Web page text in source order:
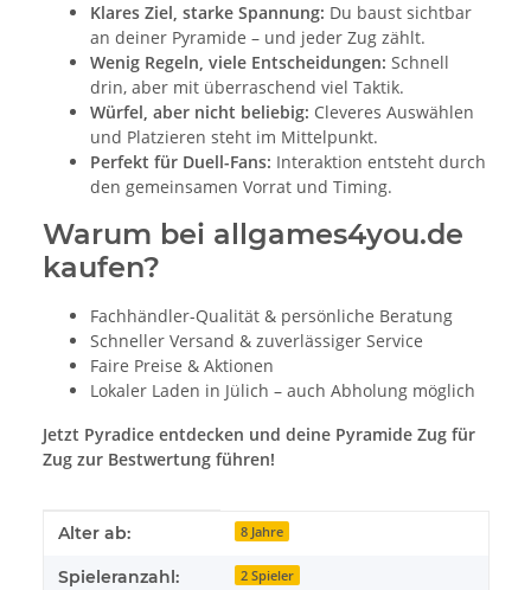
Klares Ziel, starke Spannung: Du baust sichtbar
an deiner Pyramide – und jeder Zug zählt.
Wenig Regeln, viele Entscheidungen: Schnell
drin, aber mit überraschend viel Taktik.
Würfel, aber nicht beliebig: Cleveres Auswählen
und Platzieren steht im Mittelpunkt.
Perfekt für Duell-Fans: Interaktion entsteht durch
den gemeinsamen Vorrat und Timing.
Warum bei allgames4you.de
kaufen?
Fachhändler-Qualität & persönliche Beratung
Schneller Versand & zuverlässiger Service
Faire Preise & Aktionen
Lokaler Laden in Jülich – auch Abholung möglich
Jetzt Pyradice entdecken und deine Pyramide Zug für
Zug zur Bestwertung führen!
Produkteigenschaft
Wert
Alter ab: 8 Jahre
Spieleranzahl: 2 Spieler